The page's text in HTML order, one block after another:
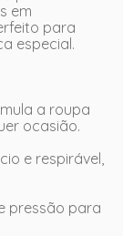
em
para
especial.
a roupa
ocasião.
e respirável,
pressão para